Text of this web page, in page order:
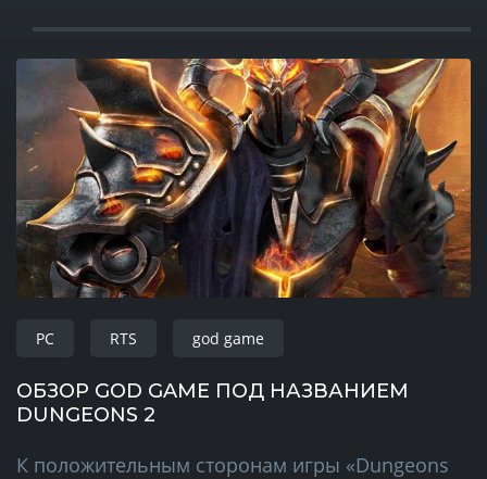
Игры
Компании
PC RTS god game
ОБЗОР GOD GAME ПОД НАЗВАНИЕМ
DUNGEONS 2
К положительным сторонам игры «Dungeons